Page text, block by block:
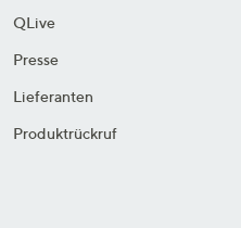
QLive
Presse
Lieferanten
Produktrückruf